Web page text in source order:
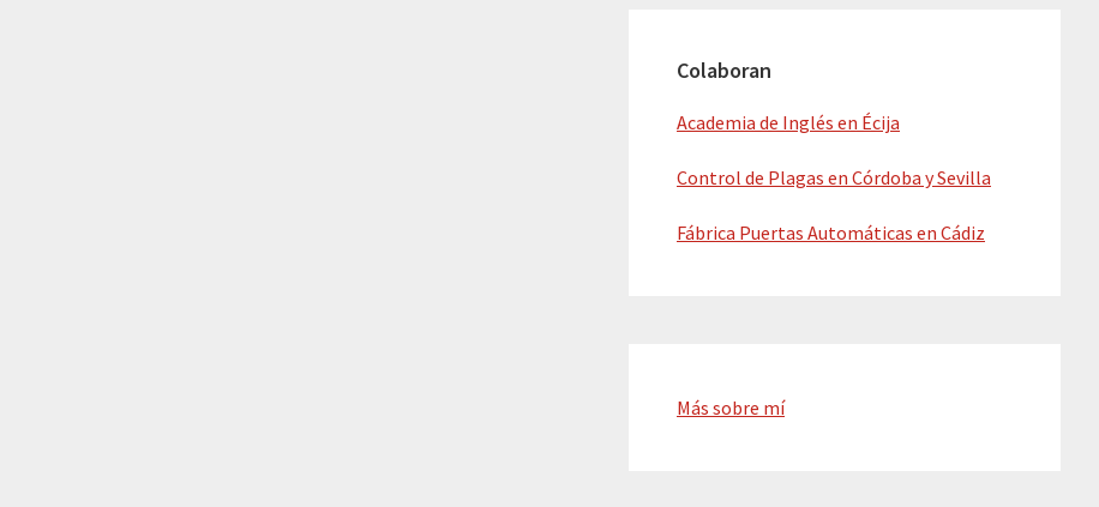
Colaboran
Academia de Inglés en Écija
Control de Plagas en Córdoba y Sevilla
Fábrica Puertas Automáticas en Cádiz
Más sobre mí